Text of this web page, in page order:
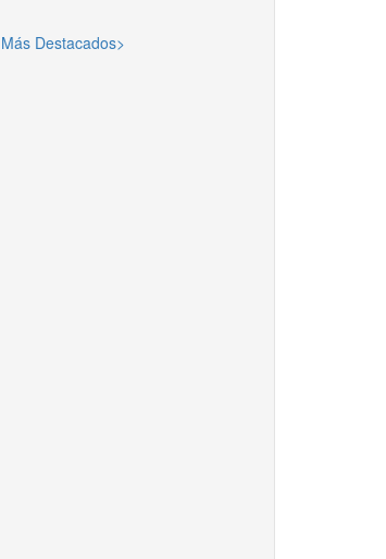
Más Destacados>